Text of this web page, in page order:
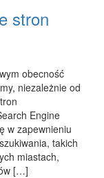
stron
obecność
niezależnie od
Engine
w zapewnieniu
takich
miastach,
[…]